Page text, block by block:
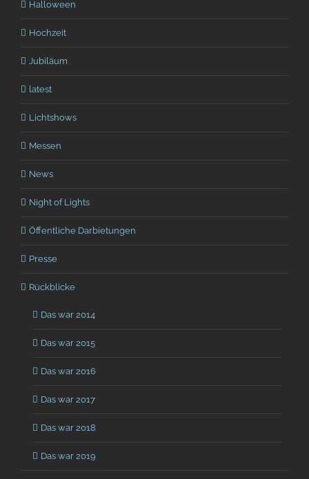
Halloween
Hochzeit
Jubiläum
latest
Lichtshows
Messen
News
Night of Lights
Öffentliche Darbietungen
Presse
Rückblicke
Das war 2014
Das war 2015
Das war 2016
Das war 2017
Das war 2018
Das war 2019